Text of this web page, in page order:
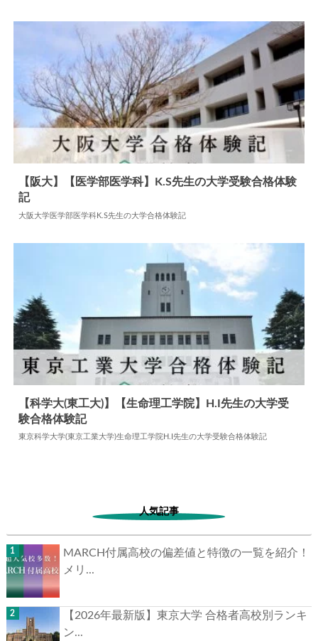
大学合格体験記
【阪大】【医学部医学科】K.S先生の大学受験合格体験
記
大阪大学医学部医学科K.S先生の大学合格体験記
大学合格体験記 2024.07.08
【科学大(東工大)】【生命理工学院】H.I先生の大学受
験合格体験記
東京科学大学(東京工業大学)生命理工学院H.I先生の大学受験合格体験記
人気記事
MARCH付属高校の偏差値と特徴の一覧を紹介！
メリ...
【2026年最新版】東京大学 合格者高校別ランキ
ン...